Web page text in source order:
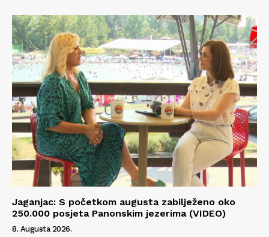
Jaganjac: S početkom augusta zabilježeno oko
250.000 posjeta Panonskim jezerima (VIDEO)
8. Augusta 2026.